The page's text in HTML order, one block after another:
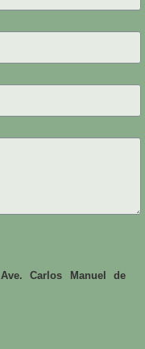
Carlos Manuel de